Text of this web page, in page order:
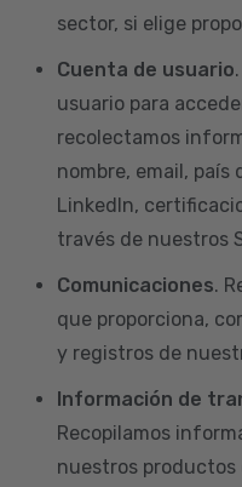
sector, si elige
Cuenta de usuario
usuario para
recolectamos
nombre, email, país
LinkedIn,
través de nuestros
Comunicaciones.
que proporciona,
y registros de
Información de
Recopilamos
nuestros productos